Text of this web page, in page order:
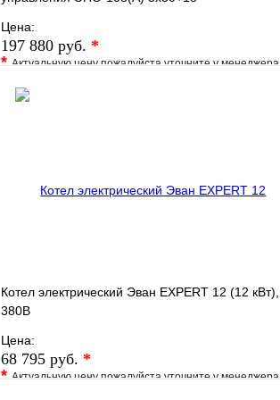
Цена:
197 880 руб. *
*Актуальную цену пожалуйста уточните у менеджера
В избранное
Котел электрический Эван EXPERT 12 (12 кВт),
380В
Цена:
68 795 руб. *
*Актуальную цену пожалуйста уточните у менеджера